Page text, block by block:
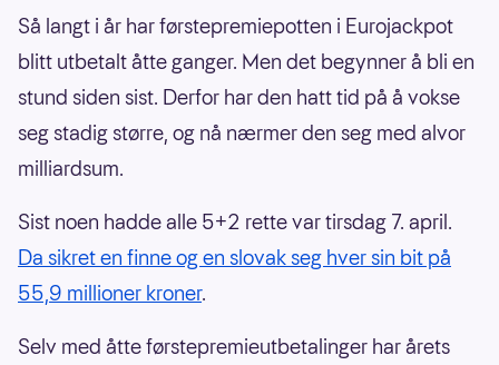
Så langt i år har førstepremiepotten i Eurojackpot
blitt utbetalt åtte ganger. Men det begynner å bli en
stund siden sist. Derfor har den hatt tid på å vokse
seg stadig større, og nå nærmer den seg med alvor
milliardsum.
Sist noen hadde alle 5+2 rette var tirsdag 7. april.
Da sikret en finne og en slovak seg hver sin bit på
55,9 millioner kroner.
Selv med åtte førstepremieutbetalinger har årets